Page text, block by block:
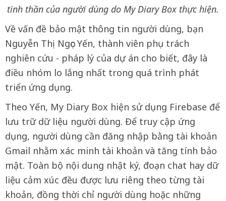
tinh thần của người dùng do My Diary Box thực hiện.
Về vấn đề bảo mật thông tin người dùng, bạn
Nguyễn Thị Ngọc Yến, thành viên phụ trách
nghiên cứu - pháp lý của dự án cho biết, đây là
điều nhóm lo lắng nhất trong quá trình phát
triển ứng dụng.
Theo Yến, My Diary Box hiện sử dụng Firebase để
lưu trữ dữ liệu người dùng. Để truy cập ứng
dụng, người dùng cần đăng nhập bằng tài khoản
Gmail nhằm xác minh tài khoản và tăng tính bảo
mật. Toàn bộ nội dung nhật ký, đoạn chat hay dữ
liệu cảm xúc đều được lưu riêng theo từng tài
khoản, đồng thời chỉ người dùng hoặc những